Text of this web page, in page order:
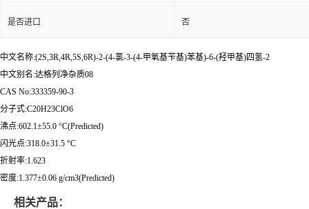
是否进口 否
中文名称:(2S,3R,4R,5S,6R)-2-(4-氯-3-(4-甲氧基苄基)苯基)-6-(羟甲基)四氢-2
中文别名:达格列净杂质08
CAS No:333359-90-3
分子式:C20H23ClO6
沸点:602.1±55.0 °C(Predicted)
闪光点:318.0±31.5 °C
折射率:1.623
密度:1.377±0.06 g/cm3(Predicted)
相关产品：